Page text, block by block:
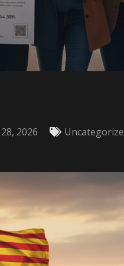
2026